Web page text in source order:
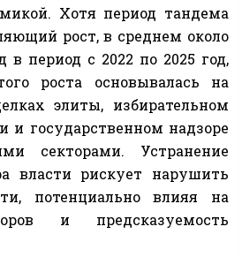
Хотя период тандема
рост, в среднем около
в период с 2022 по 2025 год,
роста основывалась на
элиты, избирательном
и государственном надзоре
секторами. Устранение
власти рискует нарушить
потенциально влияя на
и предсказуемость